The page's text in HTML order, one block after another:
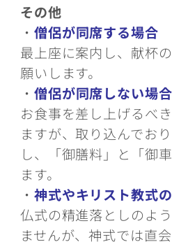
その他
・ 僧侶が同席する場合
最上座に案内し、献杯
願いします。
・ 僧侶が同席しない場合
お食事を差し上げるべ
ますが、取り込んでお
し、「御膳料」と「御
ます。
・ 神式やキリスト教式
仏式の精進落としのよ
ませんが、神式では直